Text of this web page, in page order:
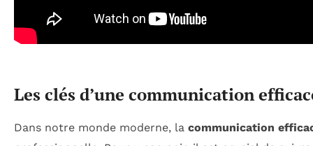
Les clés d’une communication
Dans notre monde moderne, la communication